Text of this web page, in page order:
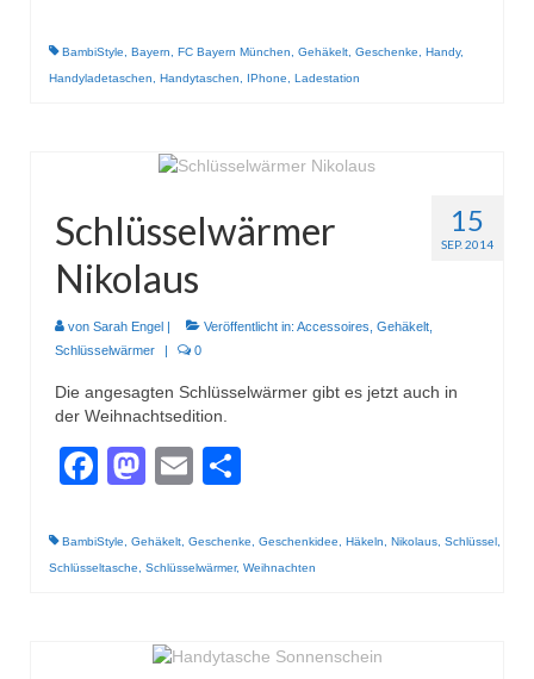
BambiStyle Bayern FC Bayern München Gehäkelt Geschenke Handy,
Handyladetaschen
Handytaschen IPhone Ladestation
15
SEP. 2014
Schlüsselwärmer
Nikolaus
von Sarah Engel Veröffentlicht in: Accessoires, Gehäkelt,
Schlüsselwärmer
0
Die angesagten Schlüsselwärmer gibt es jetzt auch in
der Weihnachtsedition.
Facebook
Mastodon
Email
BambiStyle, Gehäkelt, Geschenke, Geschenkidee, Häkeln, Nikolaus, Schlüssel ,
Schlüsseltasche, Schlüsselwärmer, Weihnachten